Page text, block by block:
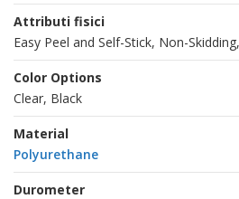
Attributi fisici
Easy Peel and Self-Stick, Non-
Color Options
Clear, Black
Material
Polyurethane
Durometer